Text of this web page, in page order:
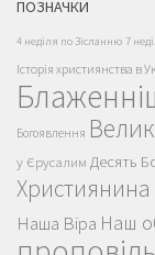
ПОЗНАЧКИ
4 неділя по Зісланню 7
Історія християнства в
Богоявлення
у Єрусалим Десять
Християнина
Наша Віра Наш